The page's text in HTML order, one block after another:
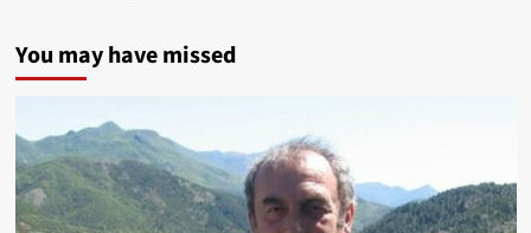
You may have missed